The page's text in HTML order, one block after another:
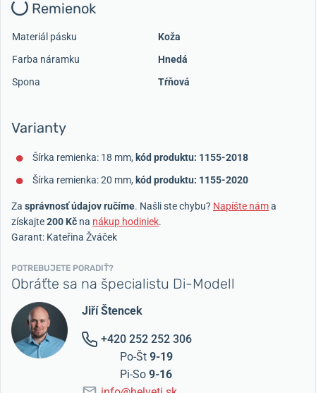
Remienok
Materiál pásku
Koža
Farba náramku
Hnedá
Spona
Tŕňová
Varianty
Šírka remienka: 18 mm, kód produktu: 1155-2018
Šírka remienka: 20 mm, kód produktu: 1155-2020
Za správnosť údajov ručíme. Našli ste chybu? Napíšte náma
získajte200 Kč na nákup hodiniek.
Garant: Kateřina Žváček
POTREBUJETE PORADIŤ?
Obráťte sa na špecialistu Di-Modell
Jiří Štencek
+420 252 252 306
Po-Št 9-19
Pi-So 9-16